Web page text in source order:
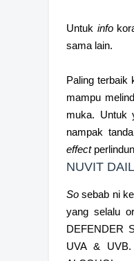
Untuk info
sama lain.
Paling terbaik
mampu
muka. Untuk
nampak
effect
NUVIT
So sebab ni
yang selalu
DEFENDER
UVA & UVB.